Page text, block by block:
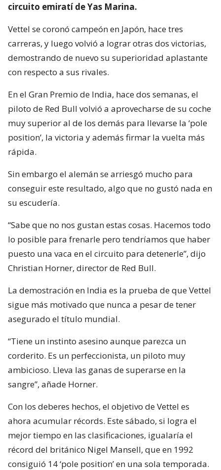
circuito emiratí de Yas Marina.
Vettel se coronó campeón en Japón, hace tres
carreras, y luego volvió a lograr otras dos victorias,
demostrando de nuevo su superioridad aplastante
con respecto a sus rivales.
En el Gran Premio de India, hace dos semanas, el
piloto de Red Bull volvió a aprovecharse de su coche
muy superior al de los demás para llevarse la ‘pole
position’, la victoria y además firmar la vuelta más
rápida.
Sin embargo el alemán se arriesgó mucho para
conseguir este resultado, algo que no gustó nada en
su escudería.
“Sabe que no nos gustan estas cosas. Hacemos todo
lo posible para frenarle pero tendríamos que haber
puesto una vaca en el circuito para detenerle”, dijo
Christian Horner, director de Red Bull.
La demostración en India es la prueba de que Vettel
sigue más motivado que nunca a pesar de tener
asegurado el título mundial.
“Tiene un instinto asesino aunque parezca un
corderito. Es un perfeccionista, un piloto muy
ambicioso. Lleva las ganas de superarse en la
sangre”, añade Horner.
Con los deberes hechos, el objetivo de Vettel es
ahora acumular récords. Este sábado, si logra el
mejor tiempo en las clasificaciones, igualaría el
récord del británico Nigel Mansell, que en 1992
consiguió 14 ‘pole position’ en una sola temporada.